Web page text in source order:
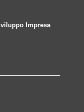
Impresa